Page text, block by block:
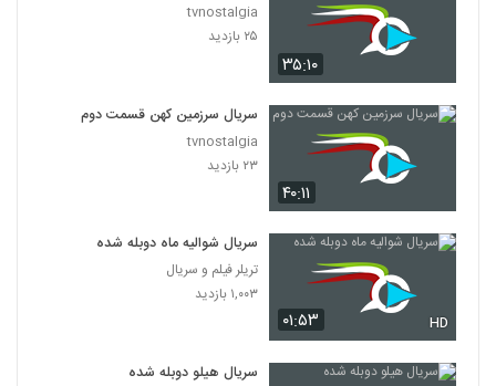
۳۵:۱۰
tvnostalgia
۲۵ بازدید
۴۰:۱۱
سریال سرزمین کهن قسمت دوم
tvnostalgia
۲۳ بازدید
۰۱:۵۳ HD
سریال شوالیه ماه دوبله شده
تریلر فیلم و سریال
۱,۰۰۳ بازدید
سریال هیلو دوبله شده